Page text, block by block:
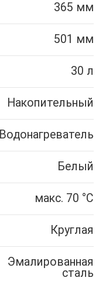
365 мм
501 мм
30 л
Накопительный
Водонагреватель
Белый
макс. 70 °С
Круглая
Эмалированная
сталь